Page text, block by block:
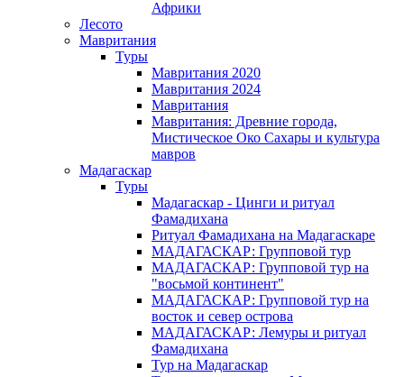
Африки
Лесото
Мавритания
Туры
Мавритания 2020
Мавритания 2024
Мавритания
Мавритания: Древние города,
Мистическое Око Сахары и культура
мавров
Мадагаскар
Туры
Мадагаскар - Цинги и ритуал
Фамадихана
Ритуал Фамадихана на Мадагаскаре
МАДАГАСКАР: Групповой тур
МАДАГАСКАР: Групповой тур на
"восьмой континент"
МАДАГАСКАР: Групповой тур на
восток и север острова
МАДАГАСКАР: Лемуры и ритуал
Фамадихана
Тур на Мадагаскар